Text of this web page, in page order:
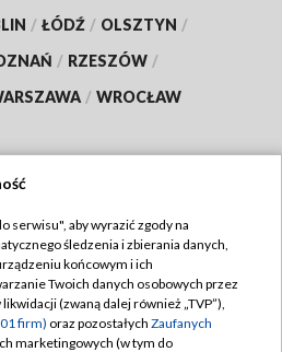
/ ŁÓDŹ / OLSZTYN /
/ RZESZÓW /
/ WROCŁAW
TVP
TVP
prywatności
serwisu", aby wyrazić zgody na
śledzenia i zbierania danych,
końcowym i ich
Twoich danych osobowych przez
(zwaną dalej również „TVP”),
firm) oraz pozostałych Zaufanych
marketingowych (w tym do